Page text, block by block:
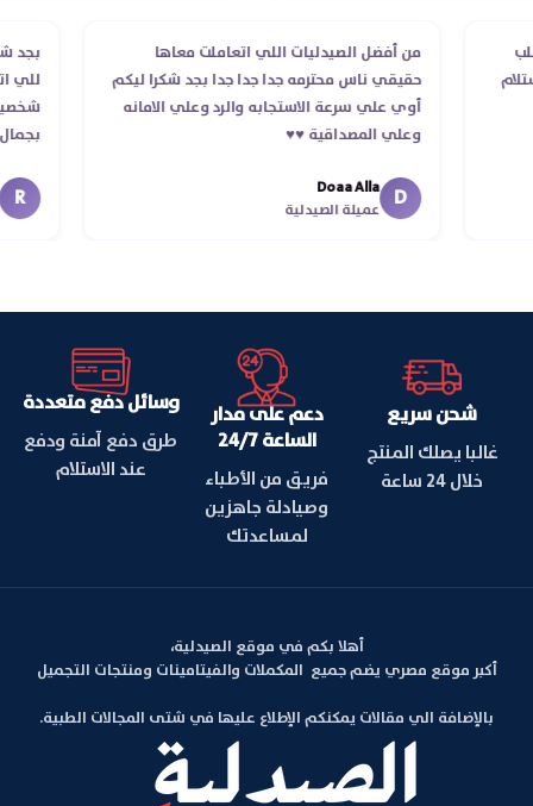
الطلب
استلام
من أفضل الصيدليات اللي اتعاملت معاها
حقيقي ناس محترمه جدا جدا جدا بجد شكرا ليكم
أوي علي سرعة الاستجابه والرد وعلي الامانه
وعلي المصداقية ♥️♥️‏
D
Doaa Alla
عميلة الصيدلية
شحن سريع
غالبا يصلك المنتج
خلال 24 ساعة
دعم على مدار
الساعة 24/7
فريق من الأطباء
وصيادلة جاهزين
لمساعدتك
وسائل دفع متعددة
طرق دفع آمنة ودفع
عند الاستلام
أهلا بكم في موقع الصيدلية،
أكبر موقع مصري يضم جميع المكملات والفيتامينات ومنتجات التجميل
بالإضافة الي مقالات يمكنكم الإطلاع عليها في شتى المجالات الطبية.